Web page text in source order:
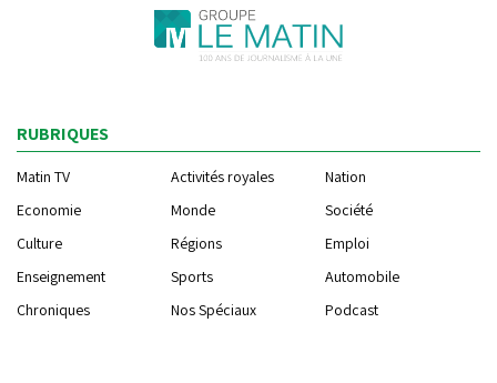
RUBRIQUES
Matin TV Activités royales
Nation
Economie
Monde
Société
Culture
Régions
Emploi
Enseignement
Sports
Automobile
Chroniques
Nos Spéciaux Podcast